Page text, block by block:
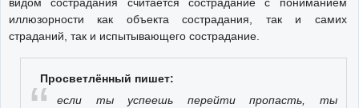
иллюзорности как объекта сострадания, так и самих
страданий, так и испытывающего сострадание.
Просветлённый пишет:
если ты успеешь перейти пропасть, ты